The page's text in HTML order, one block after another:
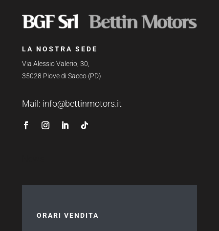
LA NOSTRA SEDE
Via Alessio Valerio, 30,
35028 Piove di Sacco (PD)
Mail: info@bettinmotors.it
ORARI VENDITA